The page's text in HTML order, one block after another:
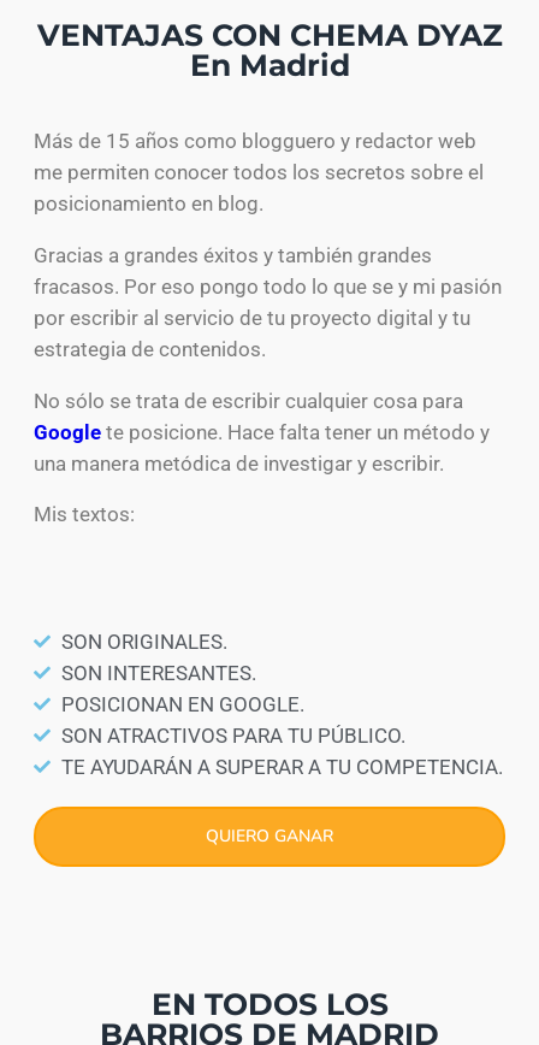
VENTAJAS CON CHEMA DYAZ
En Madrid
Más de 15 años como blogguero y redactor web
me permiten conocer todos los secretos sobre el
posicionamiento en blog.
Gracias a grandes éxitos y también grandes
fracasos. Por eso pongo todo lo que se y mi pasión
por escribir al servicio de tu proyecto digital y tu
estrategia de contenidos.
No sólo se trata de escribir cualquier cosa para
Google te posicione. Hace falta tener un método y
una manera metódica de investigar y escribir.
Mis textos:
SON ORIGINALES.
SON INTERESANTES.
POSICIONAN EN GOOGLE.
SON ATRACTIVOS PARA TU PÚBLICO.
TE AYUDARÁN A SUPERAR A TU COMPETENCIA.
QUIERO GANAR
EN TODOS LOS
BARRIOS DE MADRID